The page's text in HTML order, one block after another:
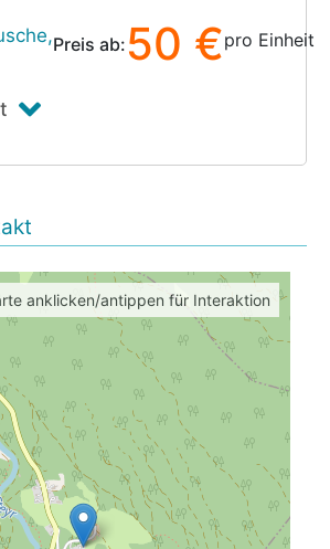
Preis ab: 50 €pro Einheit
anklicken/antippen für Interaktion